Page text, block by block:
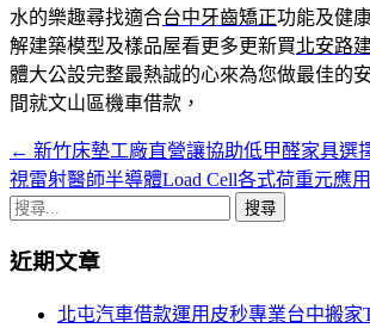
水的樂趣尋找適合台中牙齒矯正功能及健
解建築模型及樣品屋看更多更新買北安路
體大公設完整最熱誠的心來為您做最佳的
間就文山區機車借款，
文
章
覽
← 新竹床墊工廠直營讓協助低甲醛家具選
視雷射醫師半導體Load Cell各式荷重元應
搜
關
近期文章
北屯汽車借款運用皮秒專業台中搬家